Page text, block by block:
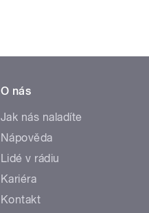
O nás
Jak nás naladíte
Nápověda
Lidé v rádiu
Kariéra
Kontakt